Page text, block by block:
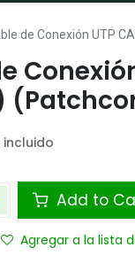
de Conexión UTP
incluido
Add to
Agregar a la lista